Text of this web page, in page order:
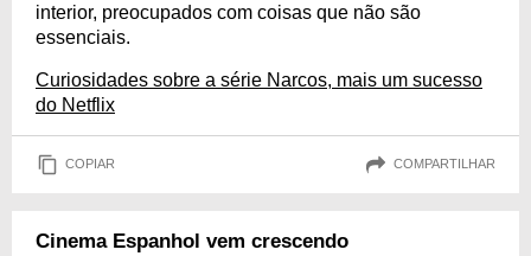
interior, preocupados com coisas que não são
essenciais.
Curiosidades sobre a série Narcos, mais um sucesso
do Netflix
COPIAR COMPARTILHAR
Cinema Espanhol vem crescendo